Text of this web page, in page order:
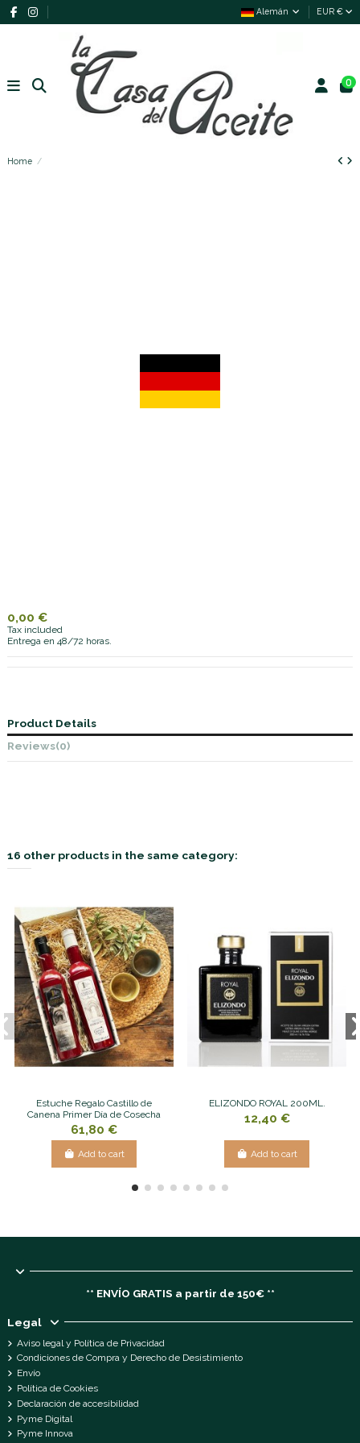
Alemán EUR €
0
Home
0,00 €
Tax included
Entrega en 48/72 horas.
Product Details
Reviews(0)
16 other products in the same category:
Estuche Regalo Castillo de
Canena Primer Día de Cosecha
61,80 €
Add to cart
ELIZONDO ROYAL 200ML.
12,40 €
Add to cart
** ENVÍO GRATIS a partir de 150€ **
Legal
Aviso legal y Política de Privacidad
Condiciones de Compra y Derecho de Desistimiento
Envío
Política de Cookies
Declaración de accesibilidad
Pyme Digital
Pyme Innova